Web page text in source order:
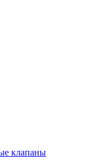
клапаны